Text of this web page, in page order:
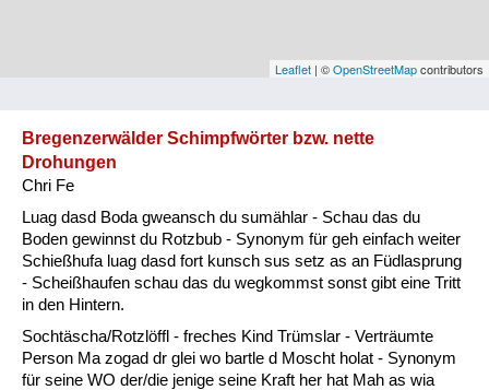
Vorarlberg
Natur und Landwirtschaft
Fluchen und Reden
Schmankerln und
Kulinarisches
Leaflet | ©OpenStreetMapcontributors
Bregenzerwälder Schimpfwörter bzw. nette
Drohungen
Chri Fe
Luag dasd Boda gweansch du sumählar - Schau das du
Boden gewinnst du Rotzbub - Synonym für geh einfach weiter
Schießhufa luag dasd fort kunsch sus setz as an Füdlasprung
- Scheißhaufen schau das du wegkommst sonst gibt eine Tritt
in den Hintern.
Sochtäscha/Rotzlöffl - freches Kind Trümslar - Verträumte
Person Ma zogad dr glei wo bartle d Moscht holat - Synonym
für seine WO der/die jenige seine Kraft her hat Mah as wia